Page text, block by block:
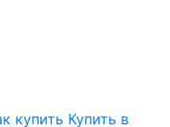
купить Купить в